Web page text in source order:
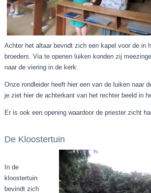
Achter het altaar bevndt zich een kapel voor de in
broeders. Via te openen luiken konden zij
naar de viering in de kerk.
Onze rondleider heeft hier een van de luiken naar
je ziet hier de achterkant van het rechter beeld in
Er is ook een opening waardoor de priester zicht
De Kloostertuin
In de
kloostertuin
bevindt zich